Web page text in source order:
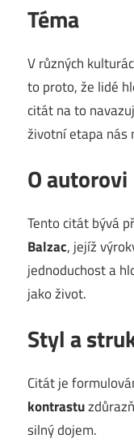
Téma
V různých
to proto, že lidé
citát na to
životní etapa nás
O autorovi
Tento citát bývá
Balzac, jejíž
jednoduchost a
jako život.
Styl a
Citát je
kontrastu
silný dojem.